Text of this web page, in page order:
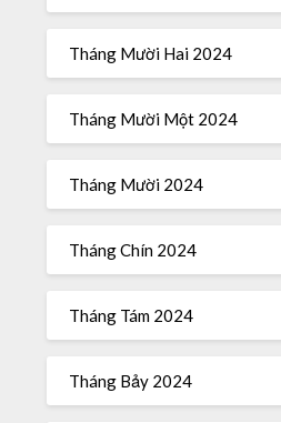
Tháng Mười Hai 2024
Tháng Mười Một 2024
Tháng Mười 2024
Tháng Chín 2024
Tháng Tám 2024
Tháng Bảy 2024